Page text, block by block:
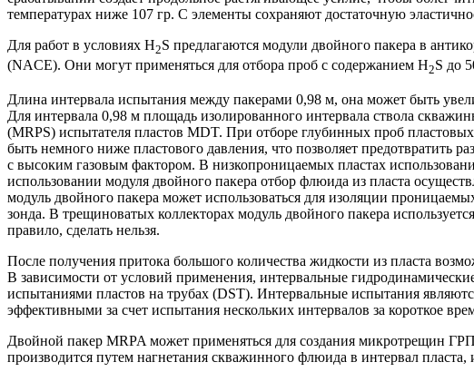
температурах ниже 107 гр. C элементы сохраняют достаточную
Для работ в условиях H2S предлагаются модули двойного пакера в
(NACE). Они могут применяться для отбора проб с содержанием H2S до
Длина интервала испытания между пакерами 0,98 м, она может быть
Для интервала 0,98 м площадь изолированного интервала ствола
(MRPS) испытателя пластов MDT. При отборе глубинных проб
быть немного ниже пластового давления, что позволяет предотвратить
с высоким газовым фактором. В низкопроницаемых пластах
использовании модуля двойного пакера отбор флюида из пласта
модуль двойного пакера может использоваться для изоляции
зонда. В трещиноватых коллекторах модуль двойного пакера
правило, сделать нельзя.
После получения притока большого количества жидкости из пласта
В зависимости от условий применения, интервальные
испытаниями пластов на трубах (DST). Интервальные испытания
эффективными за счет испытания нескольких интервалов за короткое
Двойной пакер MRPA может применяться для создания микротрещин
производится путем нагнетания скважинного флюида в интервал